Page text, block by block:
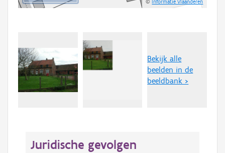
©Informatie Vlaanderen
Bekijk alle
beelden in de
beeldbank >
Juridische gevolgen